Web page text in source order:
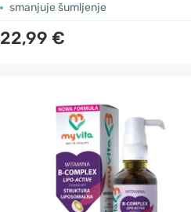
smanjuje šumljenje
22,99 €